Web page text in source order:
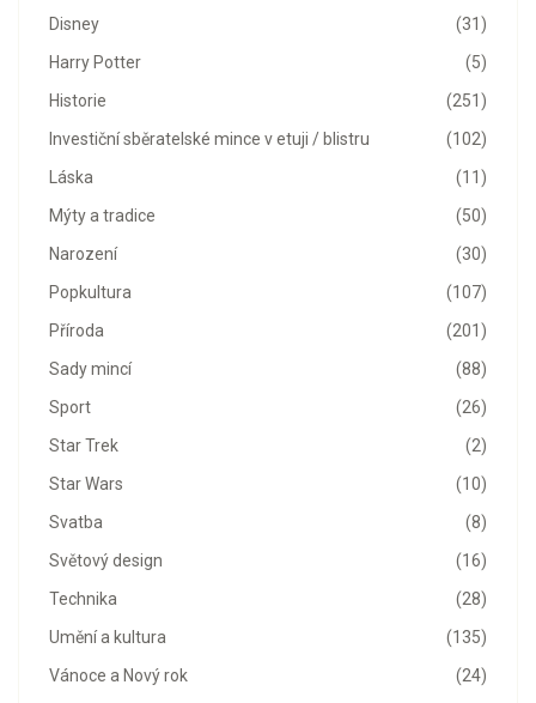
(31)
Disney
(5)
Harry Potter
(251)
Historie
(102)
Investiční sběratelské mince v etuji / blistru
(11)
Láska
(50)
Mýty a tradice
(30)
Narození
(107)
Popkultura
(201)
Příroda
(88)
Sady mincí
(26)
Sport
(2)
Star Trek
(10)
Star Wars
(8)
Svatba
(16)
Světový design
(28)
Technika
(135)
Umění a kultura
(24)
Vánoce a Nový rok